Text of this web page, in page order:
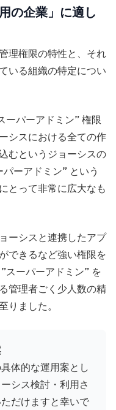
の企業」に適し
理権限の特性と、それ
いる組織の特定につい
ーパーアドミン” 権限
シスにおける全ての作
むというジョーシスの
ーアドミン” という
とって非常に広大なも
ーシスと連携したアプ
できるなど強い権限を
スーパーアドミン” を
管理者ごく少人数の精
ました。
体的な運用案とし
シス検討・利用さ
だけますと幸いで